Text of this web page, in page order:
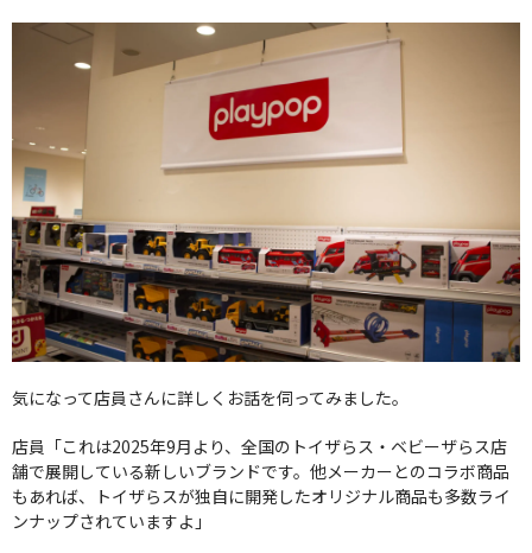
気になって店員さんに詳しくお話を伺ってみました。
店員「これは2025年9月より、全国のトイザらス・ベビーザらス店
舗で展開している新しいブランドです。他メーカーとのコラボ商品
もあれば、トイザらスが独自に開発したオリジナル商品も多数ライ
ンナップされていますよ」